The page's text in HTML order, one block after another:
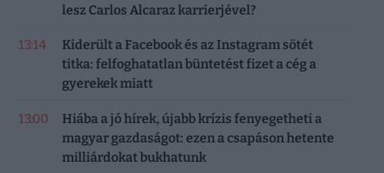
lesz Carlos Alcaraz karrierjével?
13:14
Kiderült a Facebook és az Instagram sötét
titka: felfoghatatlan büntetést fizet a cég a
gyerekek miatt
13:00
Hiába a jó hírek, újabb krízis fenyegetheti a
magyar gazdaságot: ezen a csapáson hetente
milliárdokat bukhatunk